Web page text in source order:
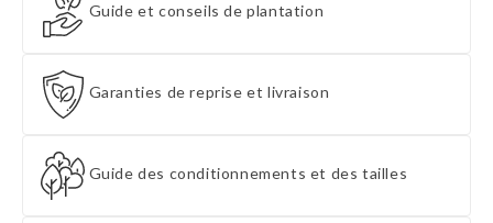
Guide et conseils de plantation
Garanties de reprise et livraison
Guide des conditionnements et des tailles